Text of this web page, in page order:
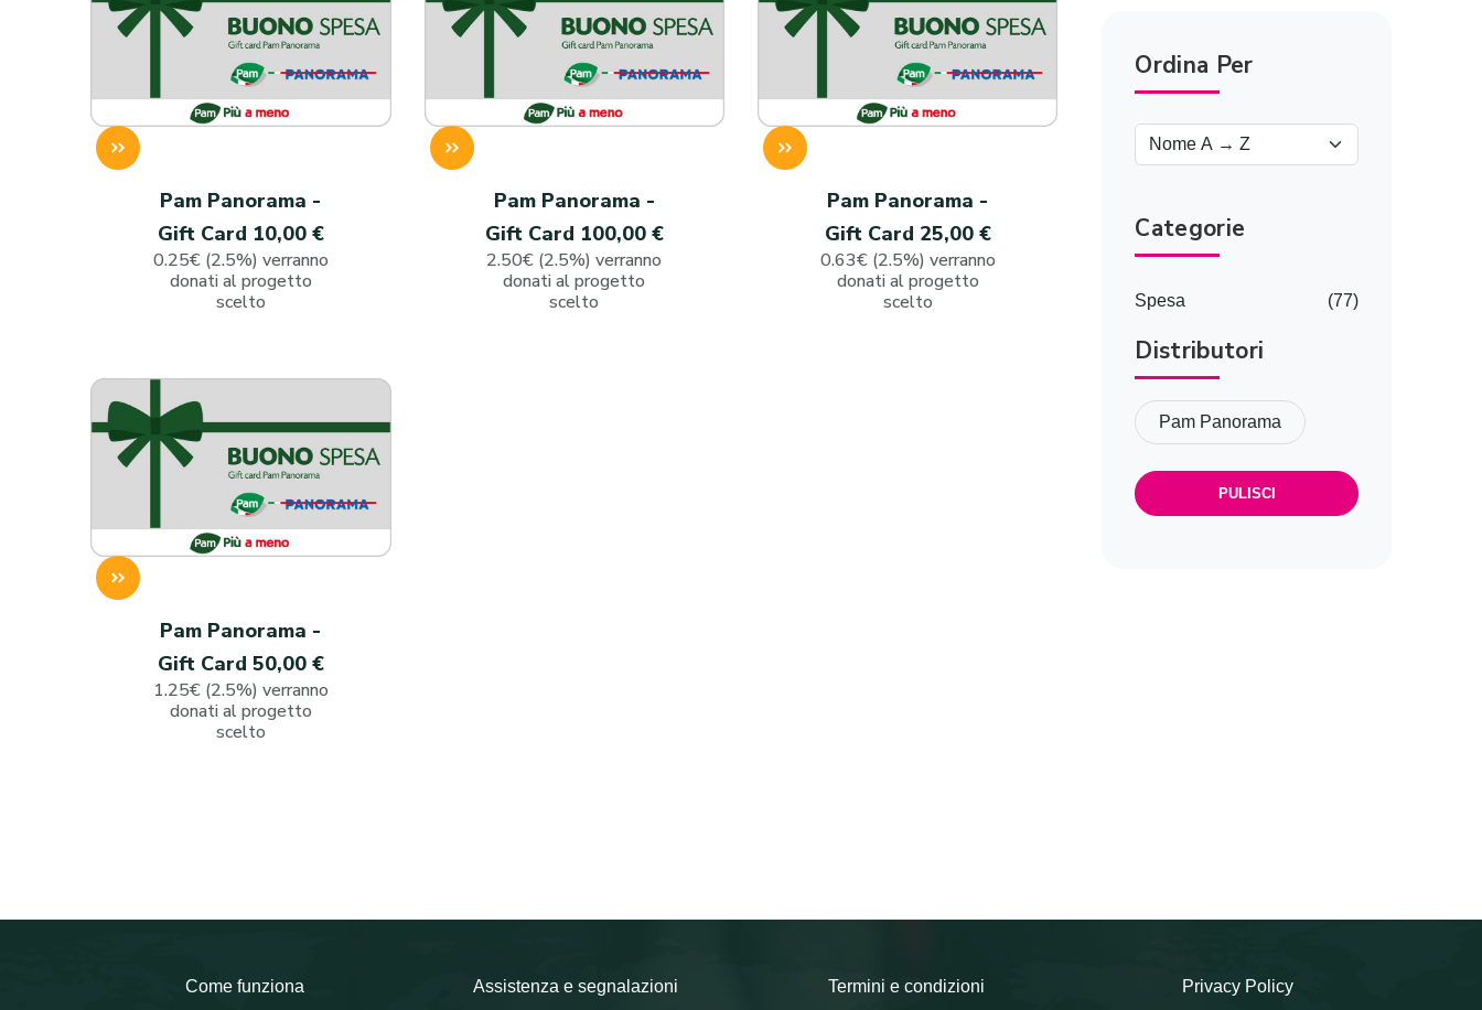
Pam Panorama -
Gift Card 10,00 €
0.25€ (2.5%) verranno
donati al progetto
scelto
Pam Panorama -
Gift Card 100,00 €
2.50€ (2.5%) verranno
donati al progetto
scelto
Pam Panorama -
Gift Card 25,00 €
0.63€ (2.5%) verranno
donati al progetto
scelto
Pam Panorama -
Gift Card 50,00 €
1.25€ (2.5%) verranno
donati al progetto
scelto
Ordina Per
Categorie
Spesa (77)
Distributori
Pam Panorama
PULISCI
Come funziona Assistenza e segnalazioni Termini e condizioni Privacy Policy